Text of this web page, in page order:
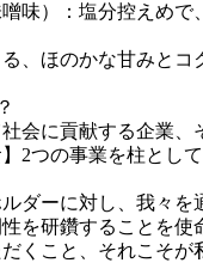
味）：塩分控えめ
、ほのかな甘みとコ
会に貢献する企業
2つの事業を柱とし
ダーに対し、我々を
を研鑽することを使
くこと、それこそ